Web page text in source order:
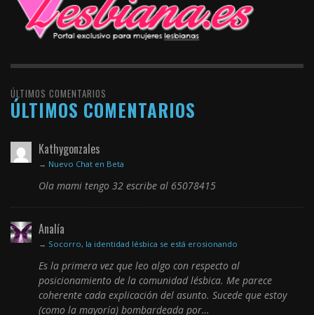
ÚLTIMOS COMENTARIOS
ÚLTIMOS COMENTARIOS
Kathygonzales
→ Nuevo Chat en Beta
Ola mami tengo 32 escribe al 65078415
Analía
→ Socorro, la identidad lésbica se está erosionando
Es la primera vez que leo algo con respecto al
posicionamiento de la comunidad lésbica. Me parece
coherente cada explicación del asunto. Sucede que estoy
(como la mayoría) bombardeada por…